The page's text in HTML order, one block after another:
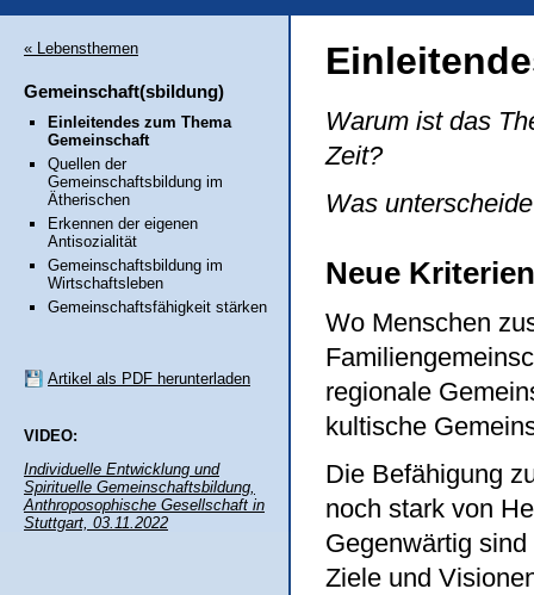
Warum ist das
Zeit?
Was
Neue
Wo Menschen
regionale
kultische
Die Befähigung
noch stark von
Gegenwärtig
Ziele und
« Lebensthemen
Gemeinschaft(sbildung)
Einleitendes zum Thema
Gemeinschaft
Quellen der
Gemeinschaftsbildung im
Ätherischen
Erkennen der eigenen
Antisozialität
Gemeinschaftsbildung im
Wirtschaftsleben
Gemeinschaftsfähigkeit stärken
Artikel als PDF herunterladen
VIDEO:
Individuelle Entwicklung und
Spirituelle Gemeinschaftsbildung,
Anthroposophische Gesellschaft in
Stuttgart, 03.11.2022